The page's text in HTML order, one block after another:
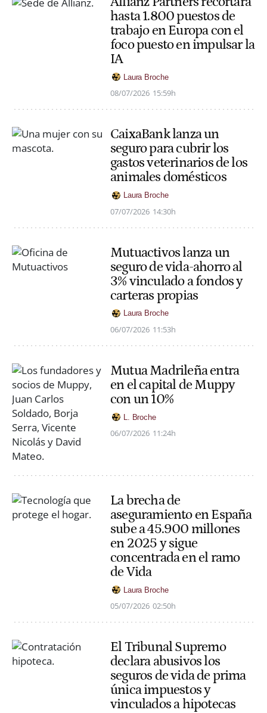
hasta 1.800 puestos de
trabajo en Europa con el
foco puesto en impulsar la
IA
Laura Broche
08/07/2026 15:59h
CaixaBank lanza un
seguro para cubrir los
gastos veterinarios de los
animales domésticos
Laura Broche
07/07/2026 14:30h
Mutuactivos lanza un
seguro de vida-ahorro al
3% vinculado a fondos y
carteras propias
Laura Broche
06/07/2026 11:53h
Mutua Madrileña entra
en el capital de Muppy
con un 10%
L. Broche
06/07/2026 11:24h
La brecha de
aseguramiento en España
sube a 45.900 millones
en 2025 y sigue
concentrada en el ramo
de Vida
Laura Broche
05/07/2026 02:50h
El Tribunal Supremo
declara abusivos los
seguros de vida de prima
única impuestos y
vinculados a hipotecas